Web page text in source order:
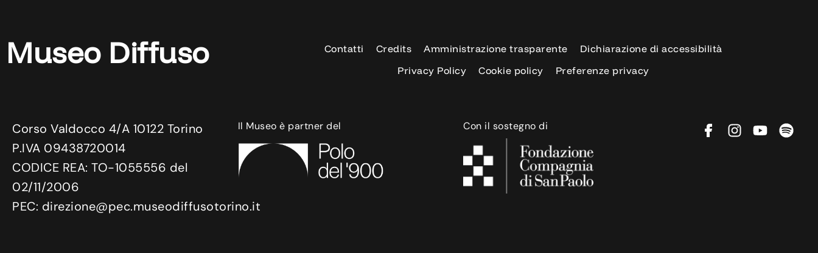
Museo Diffuso Contatti Credits Amministrazione trasparente
Dichiarazione di accessibilità
Privacy Policy
Cookie policy Preferenze privacy
Corso Valdocco 4/A 10122 Torino
P.IVA 09438720014
CODICE REA: TO-1055556 del
02/11/2006
PEC: direzione@pec.museodiffusotorino.it
Il Museo è partner del Con il sostegno di